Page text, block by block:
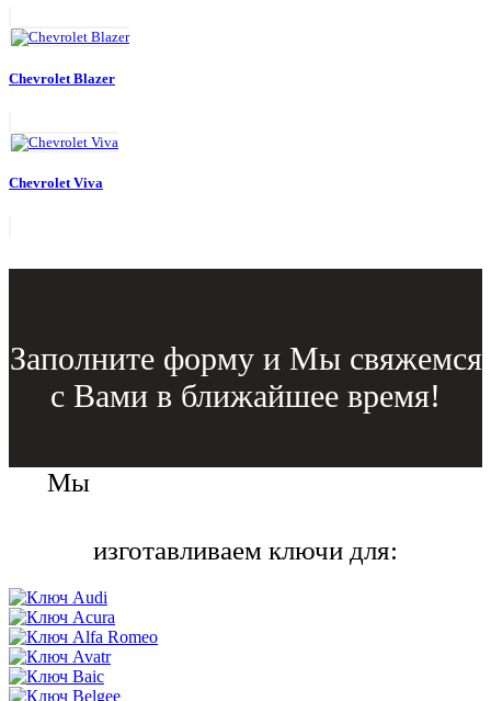
Chevrolet Blazer
Chevrolet Viva
Заполните форму и Мы свяжемся
с Вами в ближайшее время!
Мы
изготавливаем ключи для: